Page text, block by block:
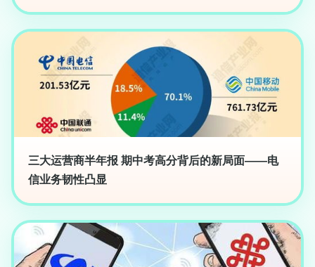
三大运营商半年报 期中考高分背后的新局面——电
信业务韧性凸显